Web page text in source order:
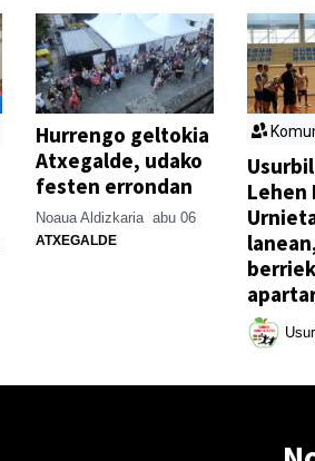
Hurrengo geltokia
Atxegalde, udako
festen errondan
Noaua Aldizkaria abu 06
ATXEGALDE
Lehen